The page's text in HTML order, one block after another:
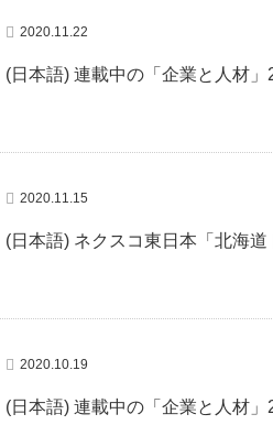
2020.11.22
(日本語) 連載中の「企業と人材
2020.11.15
(日本語) ネクスコ東日本「北海
2020.10.19
(日本語) 連載中の「企業と人材